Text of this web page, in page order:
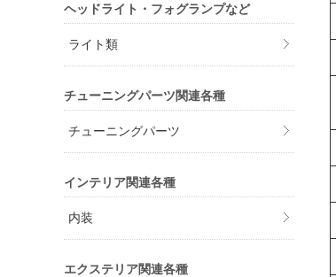
ヘッドライト・フォグランプなど
ライト類
チューニングパーツ関連各種
チューニングパーツ
インテリア関連各種
内装
エクステリア関連各種